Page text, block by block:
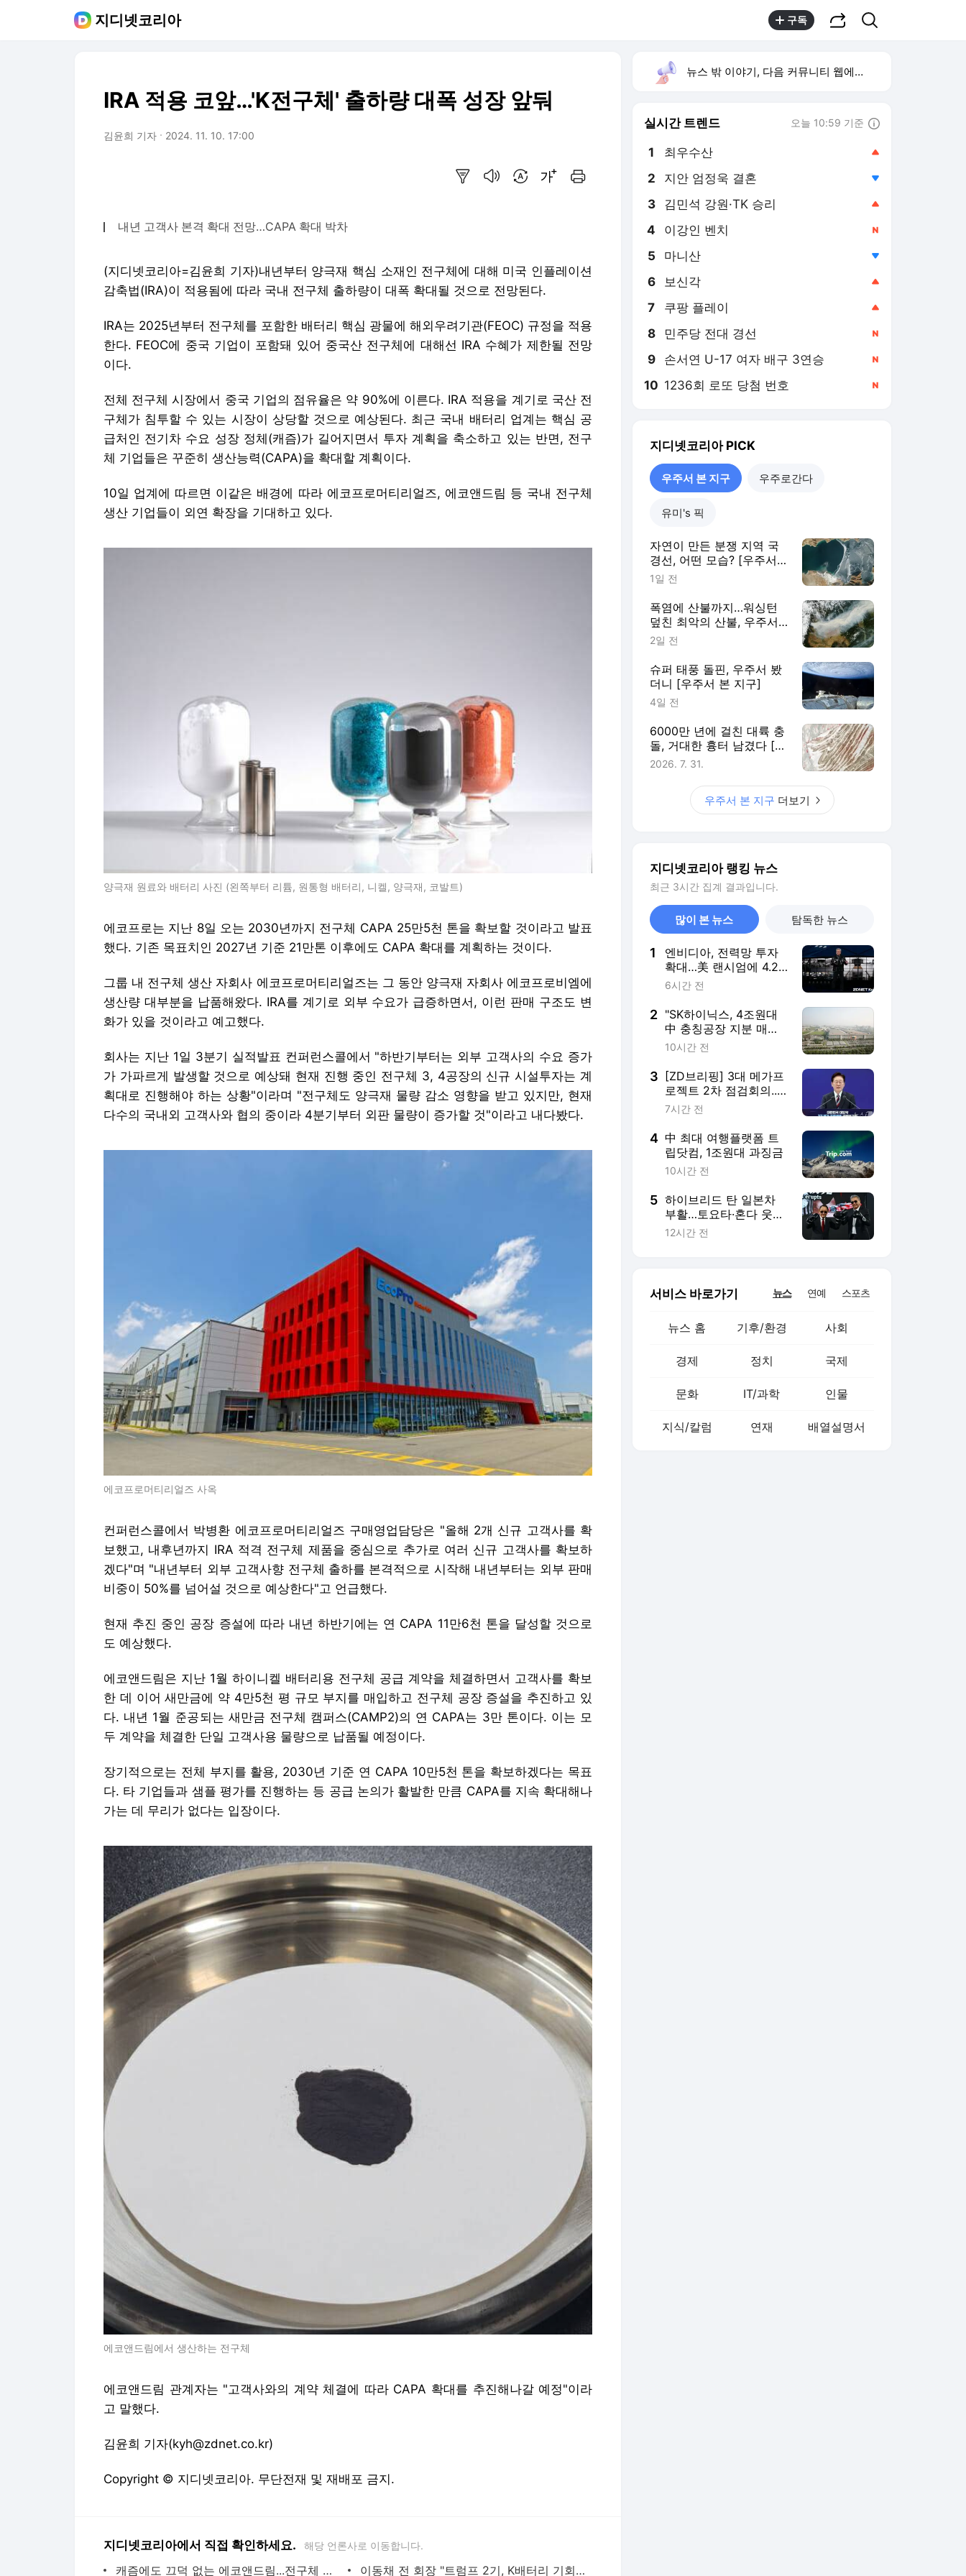
지디넷코리아 구독
IRA 적용 코앞…'K전구체' 출하량 대폭 성장 앞둬
김윤희 기자 2024. 11. 10. 17:00
내년 고객사 본격 확대 전망…CAPA 확대 박차
(지디넷코리아=김윤희 기자)내년부터 양극재 핵심 소재인 전구체에 대해 미국 인플레이션
감축법(IRA)이 적용됨에 따라 국내 전구체 출하량이 대폭 확대될 것으로 전망된다.
IRA는 2025년부터 전구체를 포함한 배터리 핵심 광물에 해외우려기관(FEOC) 규정을 적용
한다. FEOC에 중국 기업이 포함돼 있어 중국산 전구체에 대해선 IRA 수혜가 제한될 전망
이다.
전체 전구체 시장에서 중국 기업의 점유율은 약 90%에 이른다. IRA 적용을 계기로 국산 전
구체가 침투할 수 있는 시장이 상당할 것으로 예상된다. 최근 국내 배터리 업계는 핵심 공
급처인 전기차 수요 성장 정체(캐즘)가 길어지면서 투자 계획을 축소하고 있는 반면, 전구
체 기업들은 꾸준히 생산능력(CAPA)을 확대할 계획이다.
10일 업계에 따르면 이같은 배경에 따라 에코프로머티리얼즈, 에코앤드림 등 국내 전구체
생산 기업들이 외연 확장을 기대하고 있다.
양극재 원료와 배터리 사진 (왼쪽부터 리튬, 원통형 배터리, 니켈, 양극재, 코발트)
에코프로는 지난 8일 오는 2030년까지 전구체 CAPA 25만5천 톤을 확보할 것이라고 발표
했다. 기존 목표치인 2027년 기준 21만톤 이후에도 CAPA 확대를 계획하는 것이다.
그룹 내 전구체 생산 자회사 에코프로머티리얼즈는 그 동안 양극재 자회사 에코프로비엠에
생산량 대부분을 납품해왔다. IRA를 계기로 외부 수요가 급증하면서, 이런 판매 구조도 변
화가 있을 것이라고 예고했다.
회사는 지난 1일 3분기 실적발표 컨퍼런스콜에서 "하반기부터는 외부 고객사의 수요 증가
가 가파르게 발생할 것으로 예상돼 현재 진행 중인 전구체 3, 4공장의 신규 시설투자는 계
획대로 진행해야 하는 상황"이라며 "전구체도 양극재 물량 감소 영향을 받고 있지만, 현재
다수의 국내외 고객사와 협의 중이라 4분기부터 외판 물량이 증가할 것"이라고 내다봤다.
에코프로머티리얼즈 사옥
컨퍼런스콜에서 박병환 에코프로머티리얼즈 구매영업담당은 "올해 2개 신규 고객사를 확
보했고, 내후년까지 IRA 적격 전구체 제품을 중심으로 추가로 여러 신규 고객사를 확보하
겠다"며 "내년부터 외부 고객사향 전구체 출하를 본격적으로 시작해 내년부터는 외부 판매
비중이 50%를 넘어설 것으로 예상한다"고 언급했다.
현재 추진 중인 공장 증설에 따라 내년 하반기에는 연 CAPA 11만6천 톤을 달성할 것으로
도 예상했다.
에코앤드림은 지난 1월 하이니켈 배터리용 전구체 공급 계약을 체결하면서 고객사를 확보
한 데 이어 새만금에 약 4만5천 평 규모 부지를 매입하고 전구체 공장 증설을 추진하고 있
다. 내년 1월 준공되는 새만금 전구체 캠퍼스(CAMP2)의 연 CAPA는 3만 톤이다. 이는 모
두 계약을 체결한 단일 고객사용 물량으로 납품될 예정이다.
장기적으로는 전체 부지를 활용, 2030년 기준 연 CAPA 10만5천 톤을 확보하겠다는 목표
다. 타 기업들과 샘플 평가를 진행하는 등 공급 논의가 활발한 만큼 CAPA를 지속 확대해나
가는 데 무리가 없다는 입장이다.
에코앤드림에서 생산하는 전구체
에코앤드림 관계자는 "고객사와의 계약체결에 따라 CAPA 확대를 추진해나갈 예정"이라
고 말했다.
김윤희 기자(kyh@zdnet.co.kr)
Copyright © 지디넷코리아. 무단전재 및 재배포 금지.
지디넷코리아에서 직접 확인하세요. 해당 언론사로 이동합니다.
캐즘에도 끄덕 없는 에코앤드림...전구체 전문기업 전환 박차 이동채 전 회장 "트럼프 2기, K배터리 기회 상존"
뉴스 밖 이야기, 다음 커뮤니티 웹에서 보기
실시간 트렌드 오늘 10:59 기준
1 최우수산
2 지안 엄정욱 결혼
3 김민석 강원·TK 승리
4 이강인 벤치
5 마니산
6 보신각
7 쿠팡 플레이
8 민주당 전대 경선
9 손서연 U-17 여자 배구 3연승
10 1236회 로또 당첨 번호
지디넷코리아PICK
우주서 본 지구 우주로간다
유미's 픽
자연이 만든 분쟁 지역 국
경선, 어떤 모습? [우주서
본 지구]
1일 전
폭염에 산불까지…워싱턴
덮친 최악의 산불, 우주서
봤더니 [우주서 본 지구]
2일 전
슈퍼 태풍 돌핀, 우주서 봤
더니 [우주서 본 지구]
4일 전
6000만 년에 걸친 대륙 충
돌, 거대한 흉터 남겼다 [우
주서 본 지구]
2026. 7. 31.
우주서 본 지구 더보기
지디넷코리아 랭킹 뉴스
최근 3시간 집계 결과입니다.
많이 본 뉴스 탐독한 뉴스
1
엔비디아, 전력망 투자
확대…美 랜시엄에 4.2
조원 베팅
6시간 전
2 "SK하이닉스, 4조원대
中 충칭공장 지분 매각
검토"
10시간 전
3
[ZD브리핑] 3대 메가프
로젝트 2차 점검회의...
독파모 국민평가단 참여
7시간 전
4 中 최대 여행플랫폼 트
립닷컴, 1조원대 과징금
10시간 전
5 하이브리드 탄 일본차
부활…토요타·혼다 웃고
닛산 흑자전환
12시간 전
서비스 바로가기 뉴스 연예 스포츠
뉴스 홈 기후/환경 사회
경제 정치 국제
문화 IT/과학 인물
지식/칼럼 연재 배열설명서